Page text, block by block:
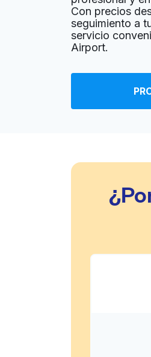
Baden
405 Baden
Mostrar
Liberty
Con precios
seguimiento a
servicio
Airport.